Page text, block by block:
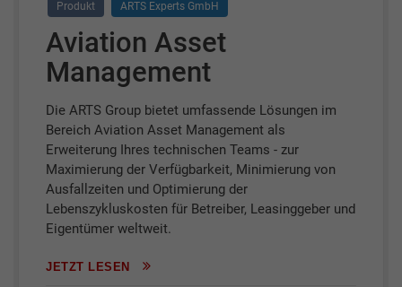
Produkt ARTS Experts GmbH
Aviation Asset
Management
Die ARTS Group bietet umfassende Lösungen im
Bereich Aviation Asset Management als
Erweiterung Ihres technischen Teams - zur
Maximierung der Verfügbarkeit, Minimierung von
Ausfallzeiten und Optimierung der
Lebenszykluskosten für Betreiber, Leasinggeber und
Eigentümer weltweit.
JETZT LESEN